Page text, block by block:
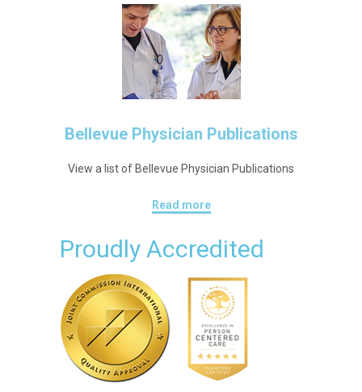
Bellevue Physician Publications
View a list of Bellevue Physician Publications
Read more
Proudly Accredited